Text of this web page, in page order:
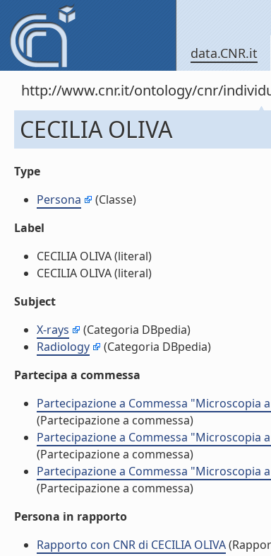
data.CNR.it
http://www.cnr.it/ontology/cnr/
CECILIA OLIVA
Type
Persona
(Classe)
Label
CECILIA OLIVA (literal)
CECILIA OLIVA (literal)
Subject
X-rays
(Categoria DBpedia)
Radiology
(Categoria DBpedia)
Partecipa a commessa
Partecipazione a Commessa "Microscopia
(Partecipazione a commessa)
Partecipazione a Commessa "Microscopia
(Partecipazione a commessa)
Partecipazione a Commessa "Microscopia
(Partecipazione a commessa)
Persona in rapporto
Rapporto con CNR di CECILIA OLIVA